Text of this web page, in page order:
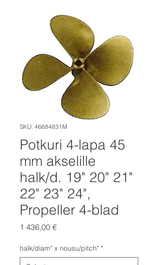
SKU: 46684831M
Potkuri 4-lapa 45
mm akselille
halk/d. 19" 20" 21"
22" 23" 24",
Propeller 4-blad
1 436,00 €Price
halk/diam" x nousu/pitch" *